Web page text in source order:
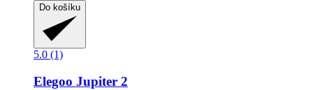
Do košíku
5.0 (1)
Elegoo Jupiter 2